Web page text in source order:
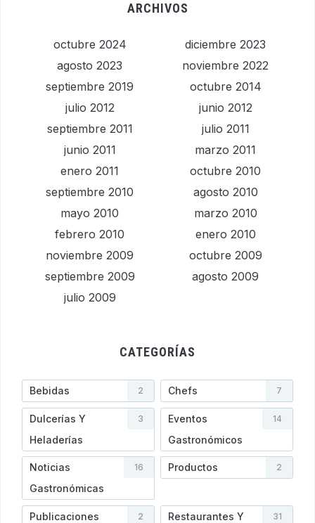
ARCHIVOS
octubre 2024
diciembre 2023
agosto 2023
noviembre 2022
septiembre 2019
octubre 2014
julio 2012
junio 2012
septiembre 2011
julio 2011
junio 2011
marzo 2011
enero 2011
octubre 2010
septiembre 2010
agosto 2010
mayo 2010
marzo 2010
febrero 2010
enero 2010
noviembre 2009
octubre 2009
septiembre 2009
agosto 2009
julio 2009
CATEGORÍAS
Bebidas 2 Chefs 7
Dulcerías Y
Heladerí­as
3
Eventos
Gastronómicos
14
Noticias
Gastronómicas
16 Productos 2
Publicaciones 2 Restaurantes Y 31